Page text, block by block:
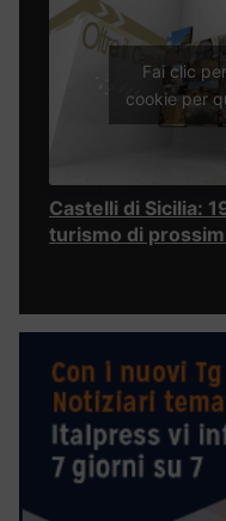
Fai clic
cookie per
Castelli di Sicilia:
turismo di